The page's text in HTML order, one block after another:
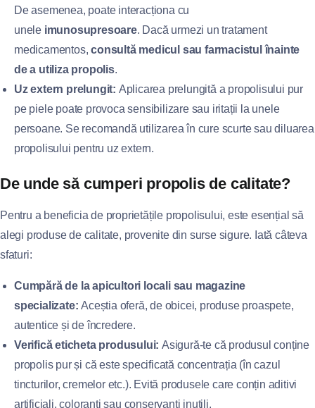
De asemenea, poate interacționa cu
unele imunosupresoare. Dacă urmezi un tratament
medicamentos,consultă medicul sau farmacistul înainte
de a utiliza propolis.
Uz extern prelungit: Aplicarea prelungită a propolisului pur
pe piele poate provoca sensibilizare sau iritații la unele
persoane. Se recomandă utilizarea în cure scurte sau diluarea
propolisului pentru uz extern.
De unde să cumperi propolis de calitate?
Pentru a beneficia de proprietățile propolisului, este esențial să
alegi produse de calitate, provenite din surse sigure. Iată câteva
sfaturi:
Cumpără de la apicultori locali sau magazine
specializate: Aceștia oferă, de obicei, produse proaspete,
autentice și de încredere.
Verifică eticheta produsului: Asigură-te că produsul conține
propolis pur și că este specificată concentrația (în cazul
tincturilor, cremelor etc.). Evită produsele care conțin aditivi
artificiali, coloranți sau conservanți inutili.